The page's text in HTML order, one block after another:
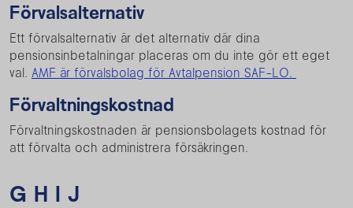
Förvalsalternativ
Ett förvalsalternativ är det alternativ där dina
pensionsinbetalningar placeras om du inte gör ett eget
val. AMF är förvalsbolag för Avtalpension SAF-LO.
Förvaltningskostnad
Förvaltningskostnaden är pensionsbolagets kostnad för
att förvalta och administrera försäkringen.
G H I J